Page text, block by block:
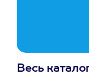
Весь